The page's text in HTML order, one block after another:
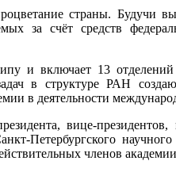
страны. Будучи
за счёт средств
и включает 13
в структуре РАН
в деятельности
вице-президентов,
Петербургского
членов